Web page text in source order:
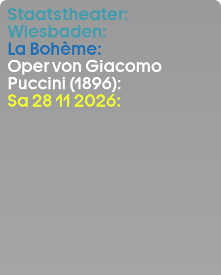
Zum Hauptinhalt springen
Zum Footer springen
Staatstheater:
Wiesbaden:
La Bohème:
Oper von Giacomo
Puccini (1896):
Sa 28 11 2026: